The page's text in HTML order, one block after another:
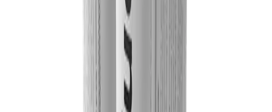
Dimensions : 1 tube = 310 ml (vendu par lot de 12).
Description produit
Les points essentiels pour comprendre l'usage, le positionnement et